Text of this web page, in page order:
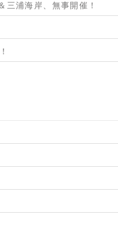
浦海岸、無事開催！